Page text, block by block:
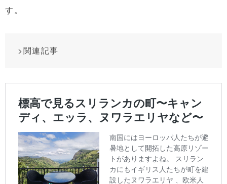
す。
>関連記事